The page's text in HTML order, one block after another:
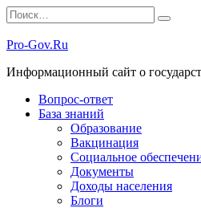
Перейти
к
содержанию
Search
for:
Pro-Gov.Ru
Информационный сайт о
Вопрос-ответ
База знаний
Образование
Вакцинация
Социальное
Документы
Доходы населения
Блоги